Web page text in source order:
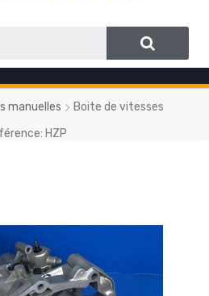
manuelles
Boite de vitesses
HZP